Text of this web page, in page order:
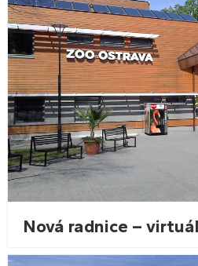
Nová radnice –